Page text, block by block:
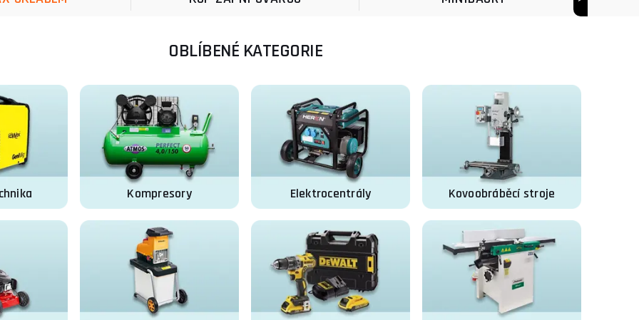
OBLÍBENÉ KATEGORIE
Kompresory Elektrocentrály Kovoobráběcí stroje